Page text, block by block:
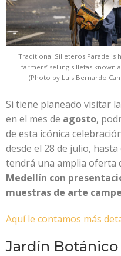
Traditional Silleteros Parade
farmers’ selling silletas known
(Photo by Luis Bernardo
Si tiene planeado visitar
en el mes de agosto,
de esta icónica
desde el 28 de julio,
tendrá una amplia oferta
Medellín con
muestras de arte
Aquí le contamos más
Jardín